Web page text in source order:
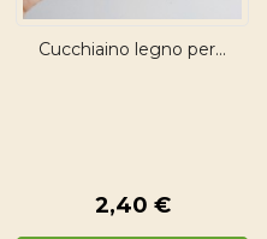
Cucchiaino legno per...
2,40 €